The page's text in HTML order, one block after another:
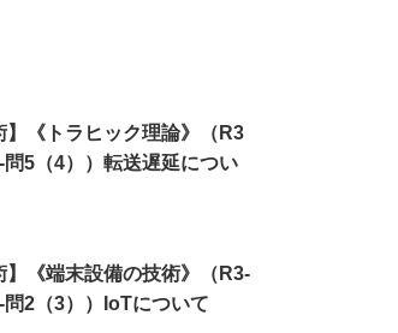
】《トラヒック理論》（R3
問5（4））転送遅延につい
】《端末設備の技術》（R3-
問2（3））IoTについて